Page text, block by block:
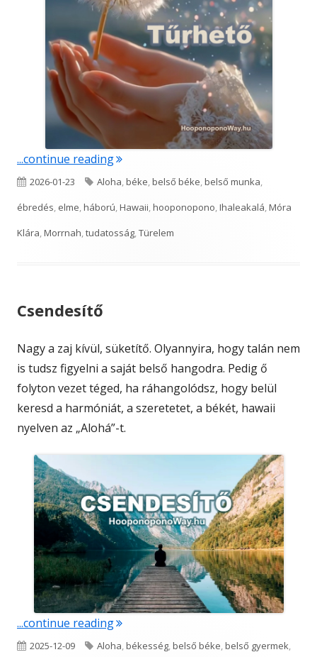
...continue reading"Tűrhető"
Published
on
2026-01-23 Tags
Aloha,béke,belső béke,belső munka,
ébredés, elme,háború,Hawaii,hooponopono,Ihaleakalá,Móra
Klára,Morrnah,tudatosság,Türelem
Csendesítő
Nagy a zaj kívül, süketítő. Olyannyira, hogy talán nem
is tudsz figyelni a saját belső hangodra. Pedig ő
folyton vezet téged, ha ráhangolódsz, hogy belül
keresd a harmóniát, a szeretetet, a békét, hawaii
nyelven az „Alohá”-t.
...continue reading"Csendesítő"
Published
2025-12-09 Tags
Aloha,békesség,belső béke,belső gyermek,